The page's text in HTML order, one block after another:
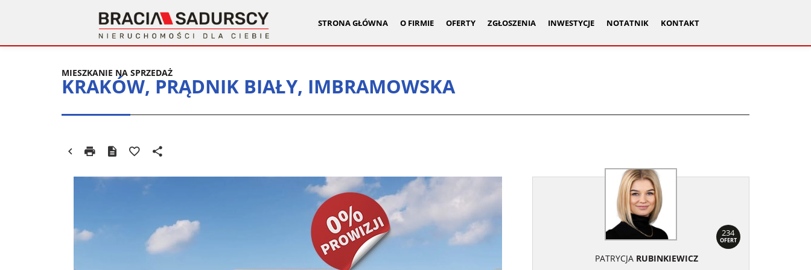
STRONA GŁÓWNA O FIRMIE OFERTY ZGŁOSZENIA INWESTYCJE NOTATNIK KONTAKT
KRAKÓW, PRĄDNIK BIAŁY, IMBRAMOWSKA
MIESZKANIE NA SPRZEDAŻ
234
OFERT
PATRYCJA RUBINKIEWICZ